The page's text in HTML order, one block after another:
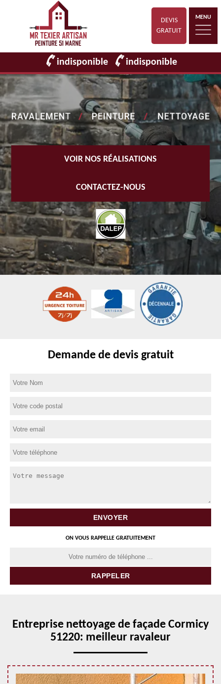
DEVIS
GRATUIT
MENU
indisponible indisponible
VOIR NOS RÉALISATIONS
CONTACTEZ-NOUS
Demande de devis gratuit
ON VOUS RAPPELLE GRATUITEMENT
Entreprise nettoyage de façade Cormicy
51220: meilleur ravaleur